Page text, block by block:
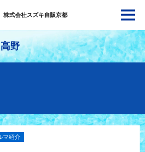
株式会社スズキ自販京都
野
マ紹介